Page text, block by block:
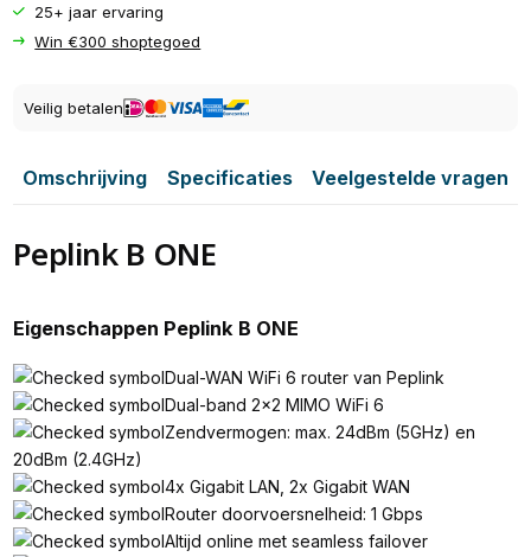
25+ jaar ervaring
Win €300 shoptegoed
Veilig betalen
Omschrijving Specificaties Veelgestelde vragen
Peplink B ONE
Eigenschappen Peplink B ONE
Dual-WAN WiFi 6 router van Peplink
Dual-band 2x2 MIMO WiFi 6
Zendvermogen: max. 24dBm (5GHz) en
20dBm (2.4GHz)
4x Gigabit LAN, 2x Gigabit WAN
Router doorvoersnelheid: 1 Gbps
Altijd online met seamless failover